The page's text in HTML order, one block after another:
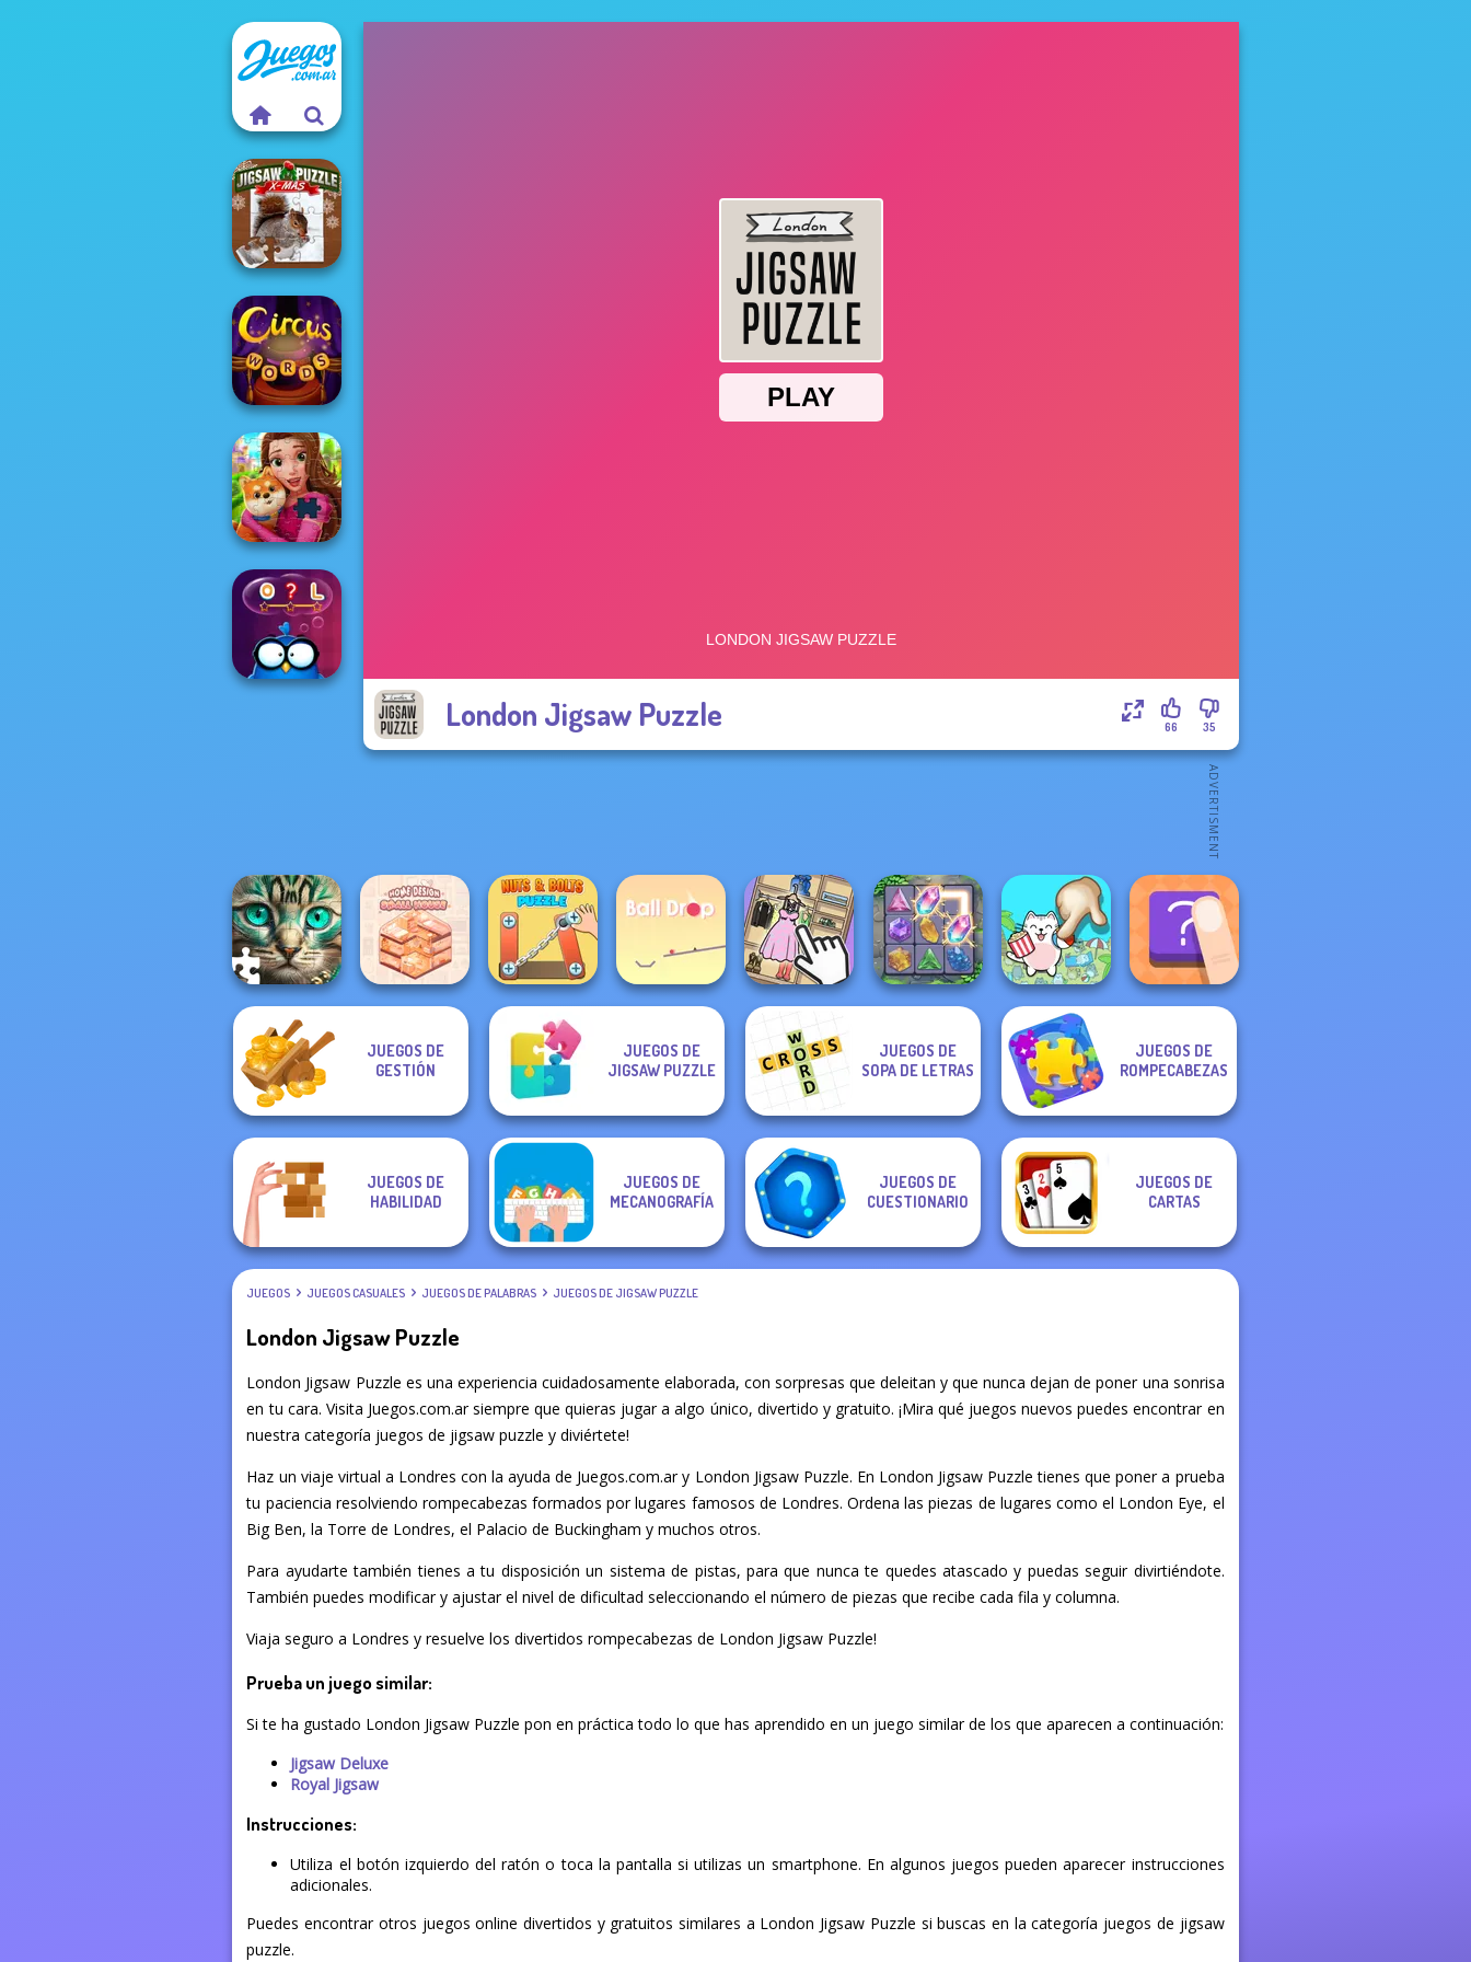
London Jigsaw Puzzle 35
66
Jigsaw Puzzle
XMas
Circus Words
Royal Jigsaw
Favorite Puzzles
Home Design:
Small House
Nuts & Bolts
Puzzle
Ball Drop Organize It Crystal Connect Spot The Cat The Shape
JUEGOS DE
GESTIÓN
JUEGOS DE
JIGSAW PUZZLE
JUEGOS DE
SOPA DE LETRAS
JUEGOS DE
ROMPECABEZAS
JUEGOS DE
HABILIDAD
JUEGOS DE
MECANOGRAFÍA
JUEGOS DE
CUESTIONARIO
JUEGOS DE
CARTAS
JUEGOS JUEGOS CASUALES JUEGOS DE PALABRAS JUEGOS DE JIGSAW PUZZLE
London Jigsaw Puzzle
London Jigsaw Puzzle es una experiencia cuidadosamente elaborada, con sorpresas que deleitan y que nunca dejan de poner una sonrisa
en tu cara. Visita Juegos.com.ar siempre que quieras jugar a algo único, divertido y gratuito. ¡Mira qué juegos nuevos puedes encontrar en
nuestra categoría juegos de jigsaw puzzle y diviértete!
Haz un viaje virtual a Londres con la ayuda de Juegos.com.ar y London Jigsaw Puzzle. En London Jigsaw Puzzle tienes que poner a prueba
tu paciencia resolviendo rompecabezas formados por lugares famosos de Londres. Ordena las piezas de lugares como el London Eye, el
Big Ben, la Torre de Londres, el Palacio de Buckingham y muchos otros.
Para ayudarte también tienes a tu disposición un sistema de pistas, para que nunca te quedes atascado y puedas seguir divirtiéndote.
También puedes modificar y ajustar el nivel de dificultad seleccionando el número de piezas que recibe cada fila y columna.
Viaja seguro a Londres y resuelve los divertidos rompecabezas de London Jigsaw Puzzle!
Prueba un juego similar:
Si te ha gustado London Jigsaw Puzzle pon en práctica todo lo que has aprendido en un juego similar de los que aparecen a continuación:
Jigsaw Deluxe
Royal Jigsaw
Instrucciones:
Utiliza el botón izquierdo del ratón o toca la pantalla si utilizas un smartphone. En algunos juegos pueden aparecer instrucciones
adicionales.
Puedes encontrar otros juegos online divertidos y gratuitos similares a London Jigsaw Puzzle si buscas en la categoría juegos de jigsaw
puzzle.